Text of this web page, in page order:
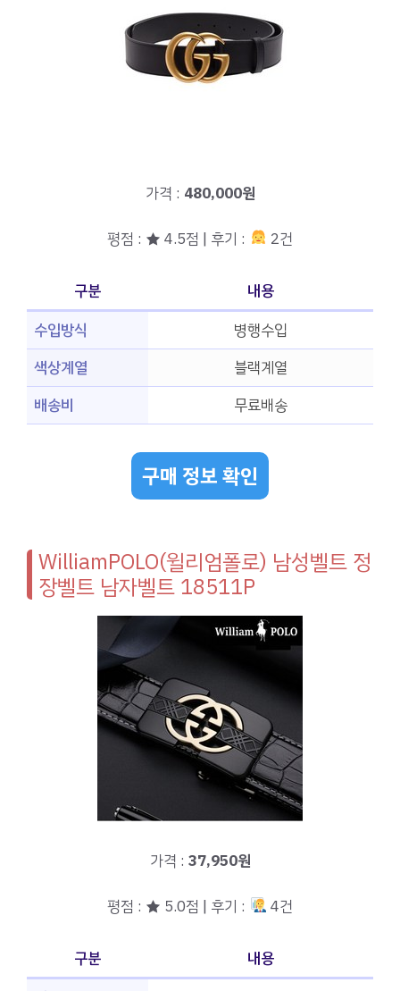
가격 : 480,000원
평점 : ★ 4.5점 | 후기 : 2건
구분
내용
수입방식
병행수입
색상계열
블랙계열
배송비
무료배송
구매 정보 확인
WilliamPOLO(윌리엄폴로) 남성벨트 정
장벨트 남자벨트 18511P
가격 : 37,950원
평점 : ★ 5.0점 | 후기 : 4건
구분
내용